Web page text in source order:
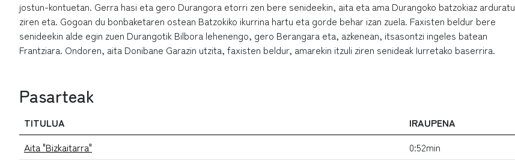
jostun-kontuetan. Gerra hasi eta gero Durangora etorri zen bere senideekin, aita eta ama Durangoko batzokiaz arduratu
ziren eta. Gogoan du bonbaketaren ostean Batzokiko ikurrina hartu eta gorde behar izan zuela. Faxisten beldur bere
senideekin alde egin zuen Durangotik Bilbora lehenengo, gero Berangara eta, azkenean, itsasontzi ingeles batean
Frantziara. Ondoren, aita Donibane Garazin utzita, faxisten beldur, amarekin itzuli ziren senideak Iurretako baserrira.
Pasarteak
TITULUA
IRAUPENA
Aita "Bizkaitarra"
0:52min